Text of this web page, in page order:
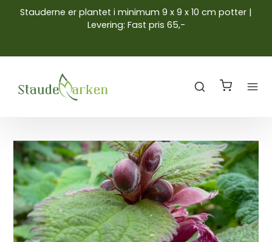
Stauderne er plantet i minimum 9 x 9 x 10 cm potter |
Levering: Fast pris 65,-